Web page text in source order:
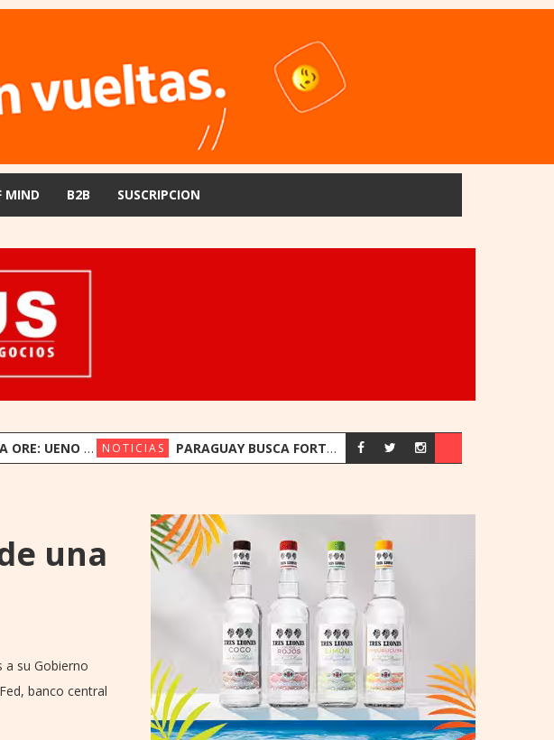
MIND B2B SUSCRIPCION
APUESTA POR LA CULTURA INDÍGENA Y EL COMERCIO JUSTO NOTICIAS PARAGUAY BUSCA FORTALECER SU ESTRATEGIA ENERGÉTICA ANTE EL CRECIMIENTO DE LA DEMANDA
una
a su Gobierno
banco central